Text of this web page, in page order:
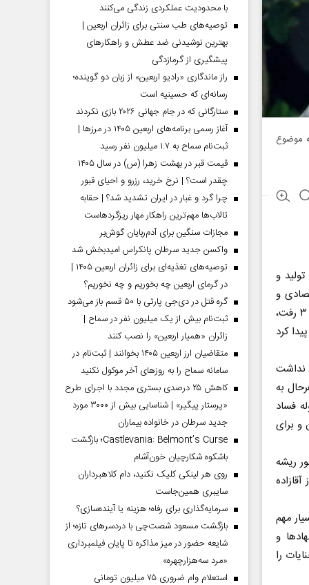
موضوع
و
و
آقازاده ها هستیم که از ابتدای سال نو و در ایام ماه مبارک رمضان برروی آنتن شبکه ۳ رفت،
سال ۱۳۹۸ آغاز کرد و تا سال ۱۴۰۱ ادامه پیدا کرد
نداشت
به
فساد
نوروز ۱۴۰۳ از تلویزیون و برای
ریشه
مهم
و
را
با محدودیت عملکردی زندگی می‌کنند
توصیه‌های طب سنتی برای زائران اربعین |
بهترین نوشیدنی ضد عطش و راهکارهای
پیشگیری از گرمازدگی
راز ماندگاری «رادیو اربعین» از زبان دو گوینده؛
رسانه‌ای که حسینیه است
ستارگانی که در جام جهانی ۲۰۲۶ بازی نکردند
آغاز رسمی برنامه‌های اربعین ۱۴۰۵ در مرز‌ها |
ثبت‌نام سماح به ۱.۷ میلیون نفر رسید
قیمت قبر در بهشت زهرا (س) در سال ۱۴۰۵
چقدر است؟ | نرخ خرید، رزرو و احیای قبور
چرا گرد و غبار در ایران تشدید شد؟ | حقابه
تالاب‌ها مهم‌ترین راهکار مهار ریزگردهاست
مجازات سنگین برای آدم‌ربایان گوش‌بر
واکسن جدید سرطان پانکراس امیدبخش شد
توصیه‌های تغذیه‌ای برای زائران اربعین ۱۴۰۵ |
در گرمای اربعین چه بخوریم و چه نخوریم؟
گره قتل در دی‌جی پارتی با ۵۰ قسم باز می‌شود
ثبت‌نام بیش از یک میلیون نفر در سماح |
زائران «همیار اربعین» را نصب کنند
متقاضیان ارز اربعین ۱۴۰۵ بخوانند | ثبت‌نام در
سامانه سماح را به روز‌های آخر موکول نکنید
کاهش ۲۵ درصدی بستری مجدد با اجرای طرح
«پرستار پیگیر» | شناسایی بیش از ۳۰۰۰ مورد
جدید سرطان در خانواده بیماران
Castlevania: Belmont’s Curse؛ بازگشت
باشکوه شکارچیان خون‌آشام
روی هر لینکی کلیک نکنید، دام کلاهبرداران
سایبری همین‌جاست
سرمایه‌گذاری برای رفاه؛ هزینه یا آینده‌سازی؟
بازگشت مسعود شصت‌چی با دردسر‌های تازه؛ از
شایعه حضور در میز مذاکره تا پایان فیلمبرداری
«مرد سه‌هزارچهره»
استعلام وام ضروری ۷۵ میلیون تومانی